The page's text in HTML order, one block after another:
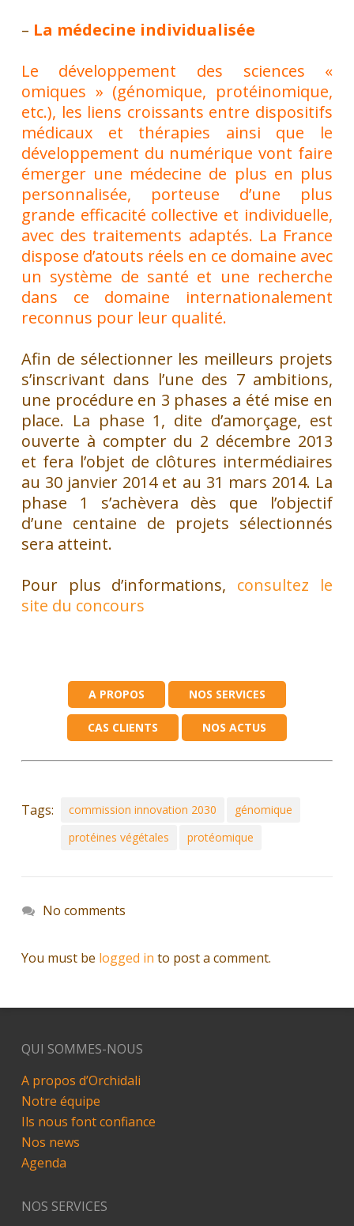
– La médecine individualisée
Le développement des sciences «
omiques » (génomique, protéinomique,
etc.), les liens croissants entre dispositifs
médicaux et thérapies ainsi que le
développement du numérique vont faire
émerger une médecine de plus en plus
personnalisée, porteuse d’une plus
grande efficacité collective et individuelle,
avec des traitements adaptés. La France
dispose d’atouts réels en ce domaine avec
un système de santé et une recherche
dans ce domaine internationalement
reconnus pour leur qualité.
Afin de sélectionner les meilleurs projets
s’inscrivant dans l’une des 7 ambitions,
une procédure en 3 phases a été mise en
place. La phase 1, dite d’amorçage, est
ouverte à compter du 2 décembre 2013
et fera l’objet de clôtures intermédiaires
au 30 janvier 2014 et au 31 mars 2014. La
phase 1 s’achèvera dès que l’objectif
d’une centaine de projets sélectionnés
sera atteint.
Pour plus d’informations, consultez le
site du concours
A PROPOS NOS SERVICES
CAS CLIENTS NOS ACTUS
Tags: commission innovation 2030
génomique
protéines végétales
protéomique
No comments
You must be logged in to post a comment.
QUI SOMMES-NOUS
A propos d’Orchidali
Notre équipe
Ils nous font confiance
Nos news
Agenda
NOS SERVICES